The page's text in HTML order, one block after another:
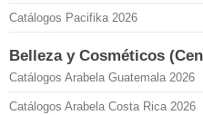
Catálogos Pacifika 2026
Belleza y Cosméticos
Catálogos Arabela Guatemala 2026
Catálogos Arabela Costa Rica 2026